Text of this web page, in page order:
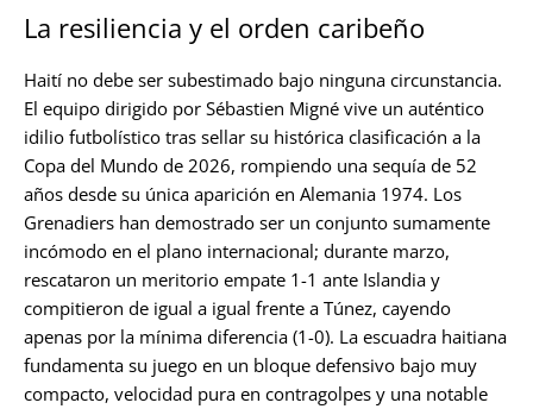
La resiliencia y el orden caribeño
Haití no debe ser subestimado bajo ninguna circunstancia.
El equipo dirigido por Sébastien Migné vive un auténtico
idilio futbolístico tras sellar su histórica clasificación a la
Copa del Mundo de 2026, rompiendo una sequía de 52
años desde su única aparición en Alemania 1974. Los
Grenadiers han demostrado ser un conjunto sumamente
incómodo en el plano internacional; durante marzo,
rescataron un meritorio empate 1-1 ante Islandia y
compitieron de igual a igual frente a Túnez, cayendo
apenas por la mínima diferencia (1-0). La escuadra haitiana
fundamenta su juego en un bloque defensivo bajo muy
compacto, velocidad pura en contragolpes y una notable